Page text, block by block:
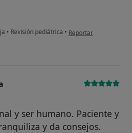
• Revisión pediátrica • en opinión del
Reportar
y ser humano. Paciente y
y da consejos.